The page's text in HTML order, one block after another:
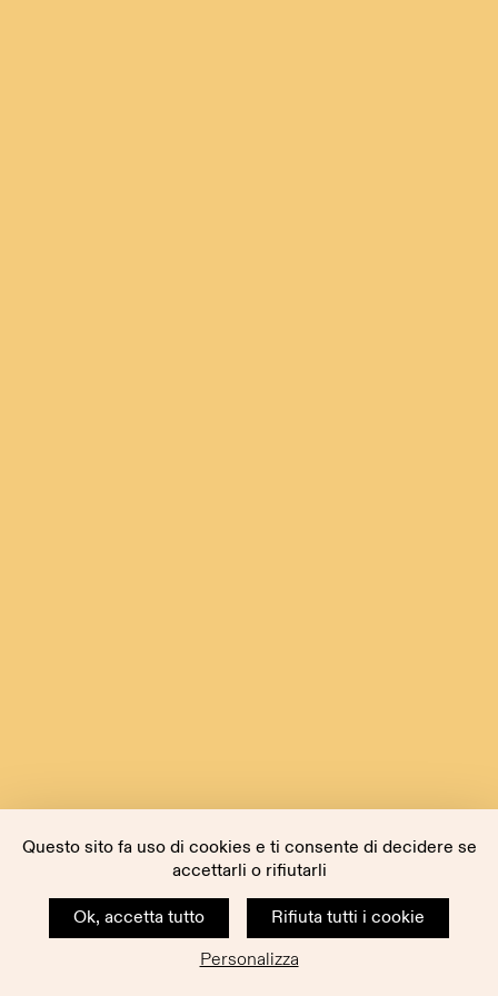
Questo sito fa uso di cookies e ti consente di decidere se
accettarli o rifiutarli
Ok, accetta tutto
Rifiuta tutti i cookie
Personalizza